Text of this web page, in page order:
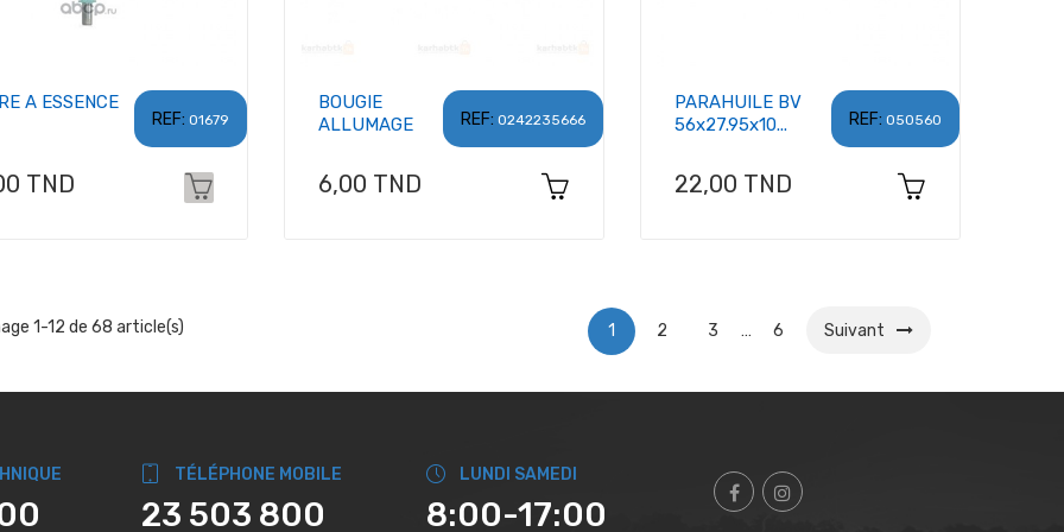
REF: 01679
A ESSENCE
TND
REF: 0242235666
BOUGIE
ALLUMAGE
Prix
6,00 TND
REF: 050560
PARAHUILE BV
56x27.95x10...
Prix
22,00 TND
1-12 de 68 article(s) 1 2 3 … 6 Suivant
TÉLÉPHONE MOBILE
23 503 800
LUNDI SAMEDI
8:00-17:00